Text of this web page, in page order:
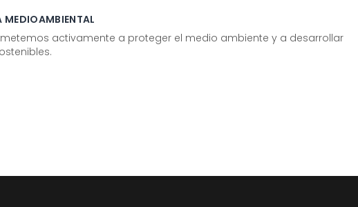
MEDIOAMBIENTAL
activamente a proteger el medio ambiente y a desarrollar